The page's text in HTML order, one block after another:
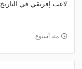
لاعب إفريقي في التاريخ
منذ أسبوع